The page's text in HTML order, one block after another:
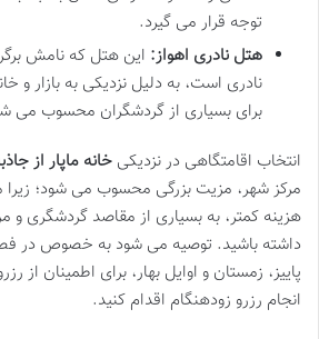
توجه قرار می گیرد.
هتل نادری اهواز: این هتل که نامش
نادری است، به دلیل نزدیکی به بازار و
برای بسیاری از گردشگران محسوب می
انتخاب اقامتگاهی در نزدیکی خانه ماپار از
مرکز شهر، مزیت بزرگی محسوب می شود؛ زیرا
هزینه کمتر، به بسیاری از مقاصد گردشگری و
داشته باشید. توصیه می شود به خصوص در
پاییز، زمستان و اوایل بهار، برای اطمینان از
انجام رزرو زودهنگام اقدام کنید.